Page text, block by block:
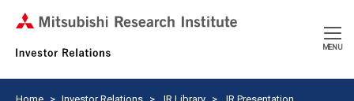
CLOSE
MENU